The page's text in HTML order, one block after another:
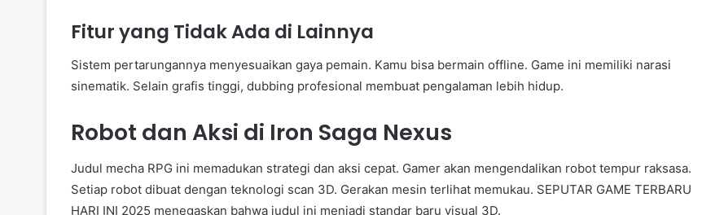
Fitur yang Tidak Ada di Lainnya
Sistem pertarungannya menyesuaikan gaya pemain. Kamu bisa bermain offline. Game ini memiliki narasi
sinematik. Selain grafis tinggi, dubbing profesional membuat pengalaman lebih hidup.
Robot dan Aksi di Iron Saga Nexus
Judul mecha RPG ini memadukan strategi dan aksi cepat. Gamer akan mengendalikan robot tempur raksasa.
Setiap robot dibuat dengan teknologi scan 3D. Gerakan mesin terlihat memukau. SEPUTAR GAME TERBARU
HARI INI 2025 menegaskan bahwa judul ini menjadi standar baru visual 3D.